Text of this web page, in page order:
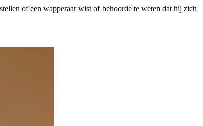
of een wapperaar wist of behoorde te weten dat hij zich